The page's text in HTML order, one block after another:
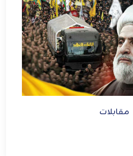
مقابلات